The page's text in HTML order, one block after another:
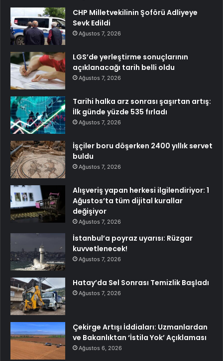
CHP Milletvekilinin Şoförü Adliyeye
Sevk Edildi
Ağustos 7, 2026
LGS’de yerleştirme sonuçlarının
açıklanacağı tarih belli oldu
Ağustos 7, 2026
Tarihi halka arz sonrası şaşırtan artış:
İlk günde yüzde 535 fırladı
Ağustos 7, 2026
İşçiler boru döşerken 2400 yıllık servet
buldu
Ağustos 7, 2026
Alışveriş yapan herkesi ilgilendiriyor: 1
Ağustos’ta tüm dijital kurallar
değişiyor
Ağustos 7, 2026
İstanbul’a poyraz uyarısı: Rüzgar
kuvvetlenecek!
Ağustos 7, 2026
Hatay’da Sel Sonrası Temizlik Başladı
Ağustos 7, 2026
Çekirge Artışı İddiaları: Uzmanlardan
ve Bakanlıktan ‘İstila Yok’ Açıklaması
Ağustos 6, 2026